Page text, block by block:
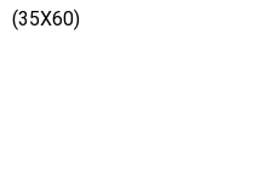
(35X60)